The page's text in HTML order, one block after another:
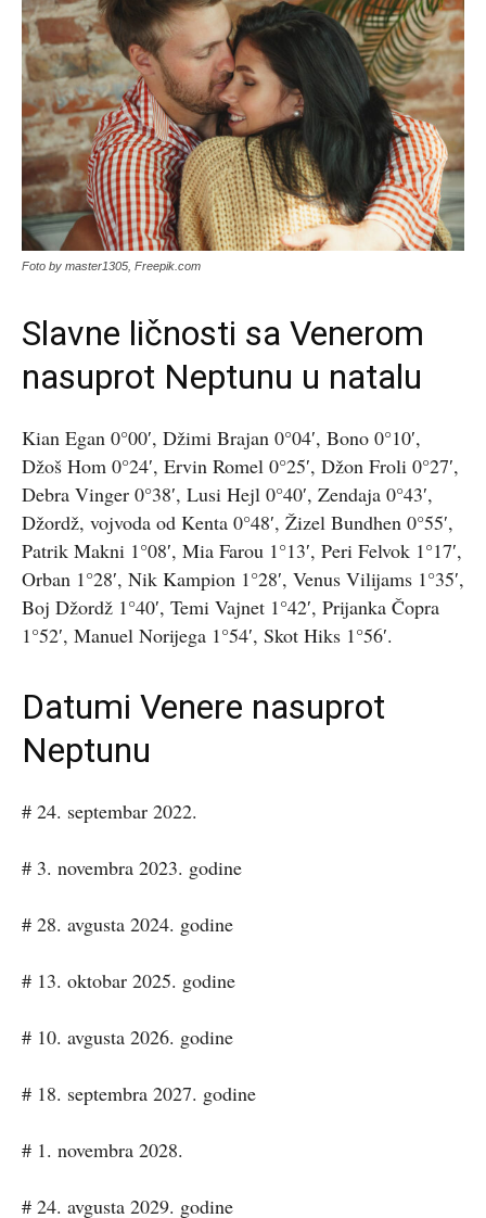
Foto by master1305, Freepik.com
Slavne ličnosti sa Venerom
nasuprot Neptunu u natalu
Kian Egan 0°00′, Džimi Brajan 0°04′, Bono 0°10′,
Džoš Hom 0°24′, Ervin Romel 0°25′, Džon Froli 0°27′,
Debra Vinger 0°38′, Lusi Hejl 0°40′, Zendaja 0°43′,
Džordž, vojvoda od Kenta 0°48′, Žizel Bundhen 0°55′,
Patrik Makni 1°08′, Mia Farou 1°13′, Peri Felvok 1°17′,
Orban 1°28′, Nik Kampion 1°28′, Venus Vilijams 1°35′,
Boj Džordž 1°40′, Temi Vajnet 1°42′, Prijanka Čopra
1°52′, Manuel Norijega 1°54′, Skot Hiks 1°56′.
Datumi Venere nasuprot
Neptunu
# 24. septembar 2022.
# 3. novembra 2023. godine
# 28. avgusta 2024. godine
# 13. oktobar 2025. godine
# 10. avgusta 2026. godine
# 18. septembra 2027. godine
# 1. novembra 2028.
# 24. avgusta 2029. godine